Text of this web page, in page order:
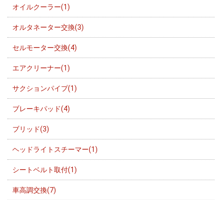
オイルクーラー(1)
オルタネーター交換(3)
セルモーター交換(4)
エアクリーナー(1)
サクションパイプ(1)
ブレーキパッド(4)
ブリッド(3)
ヘッドライトスチーマー(1)
シートベルト取付(1)
車高調交換(7)